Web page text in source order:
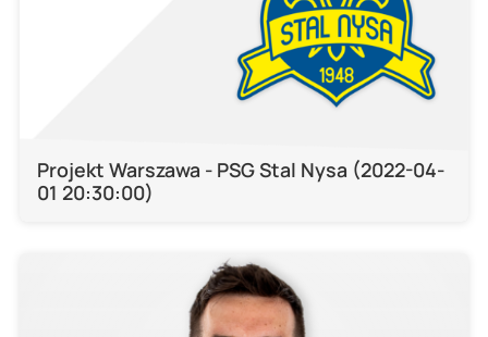
Projekt Warszawa - PSG Stal Nysa (2022-04-
01 20:30:00)